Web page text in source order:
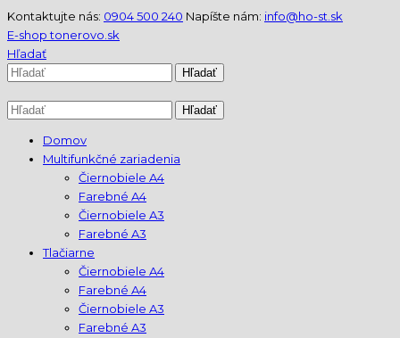
Kontaktujte nás: 0904 500 240 Napíšte nám: info@ho-st.sk
E-shop tonerovo.sk
Hľadať
Domov
Multifunkčné zariadenia
Čiernobiele A4
Farebné A4
Čiernobiele A3
Farebné A3
Tlačiarne
Čiernobiele A4
Farebné A4
Čiernobiele A3
Farebné A3